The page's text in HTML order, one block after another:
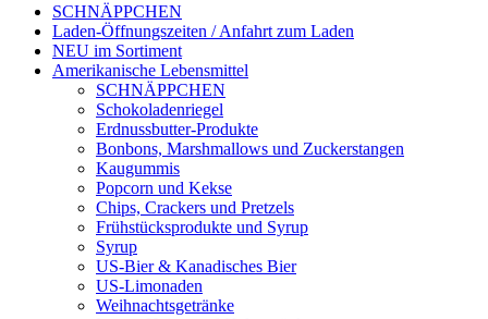
SCHNÄPPCHEN
Laden-Öffnungszeiten / Anfahrt zum Laden
NEU im Sortiment
Amerikanische Lebensmittel
SCHNÄPPCHEN
Schokoladenriegel
Erdnussbutter-Produkte
Bonbons, Marshmallows und Zuckerstangen
Kaugummis
Popcorn und Kekse
Chips, Crackers und Pretzels
Frühstücksprodukte und Syrup
Syrup
US-Bier & Kanadisches Bier
US-Limonaden
Weihnachtsgetränke